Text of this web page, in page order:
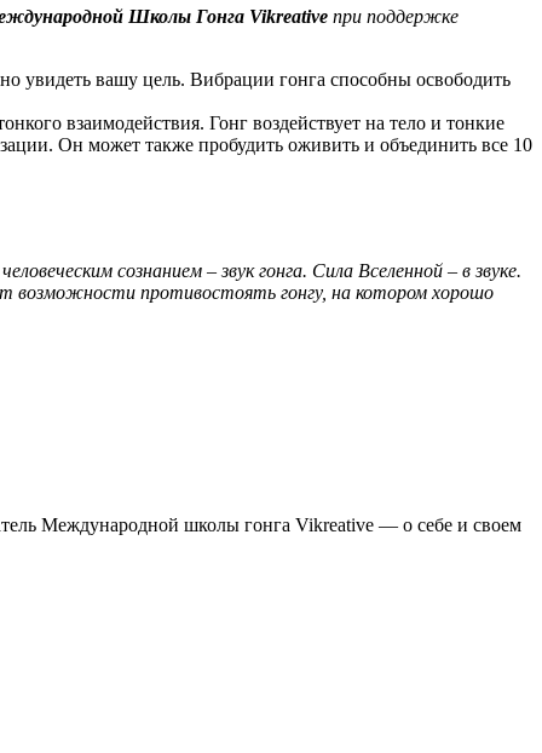
Школы Гонга Vikreative при поддержке
увидеть вашу цель. Вибрации гонга способны освободить
взаимодействия. Гонг воздействует на тело и тонкие
Он может также пробудить оживить и объединить все 10
сознанием – звук гонга. Сила Вселенной – в звуке.
возможности противостоять гонгу, на котором хорошо
Международной школы гонга Vikreative — о себе и своем